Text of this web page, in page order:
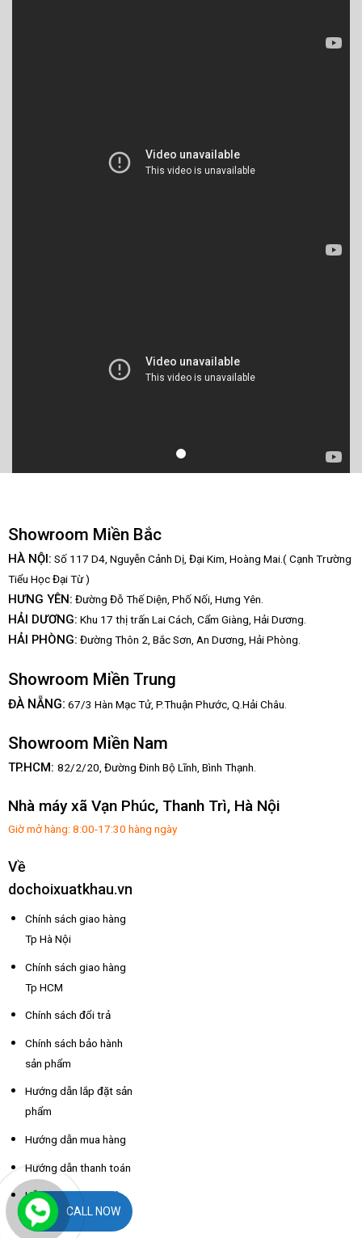
Showroom Miền Bắc
HÀ NỘI: Số 117 D4, Nguyễn Cảnh Dị, Đại Kim, Hoàng Mai.( Cạnh Trường
Tiểu Học Đại Từ )
HƯNG YÊN: Đường Đỗ Thế Diện, Phố Nối, Hưng Yên.
HẢI DƯƠNG: Khu 17 thị trấn Lai Cách, Cẩm Giàng, Hải Dương.
HẢI PHÒNG: Đường Thôn 2, Bắc Sơn, An Dương, Hải Phòng.
Showroom Miền Trung
ĐÀ NẴNG: 67/3 Hàn Mạc Tử, P.Thuận Phước, Q.Hải Châu.
Showroom Miền Nam
TP.HCM: 82/2/20, Đường Đinh Bộ Lĩnh, Bình Thạnh.
Nhà máy xã Vạn Phúc, Thanh Trì, Hà Nội
Giờ mở hàng: 8:00-17:30 hàng ngày
Về
dochoixuatkhau.vn
Chính sách giao hàng
Tp Hà Nội
Chính sách giao hàng
Tp HCM
Chính sách đổi trả
Chính sách bảo hành
sản phẩm
Hướng dẫn lắp đặt sản
phẩm
Hướng dẫn mua hàng
Hướng dẫn thanh toán
Hỗ trợ thông tin nhà
xe các tỉnhCALL NOW